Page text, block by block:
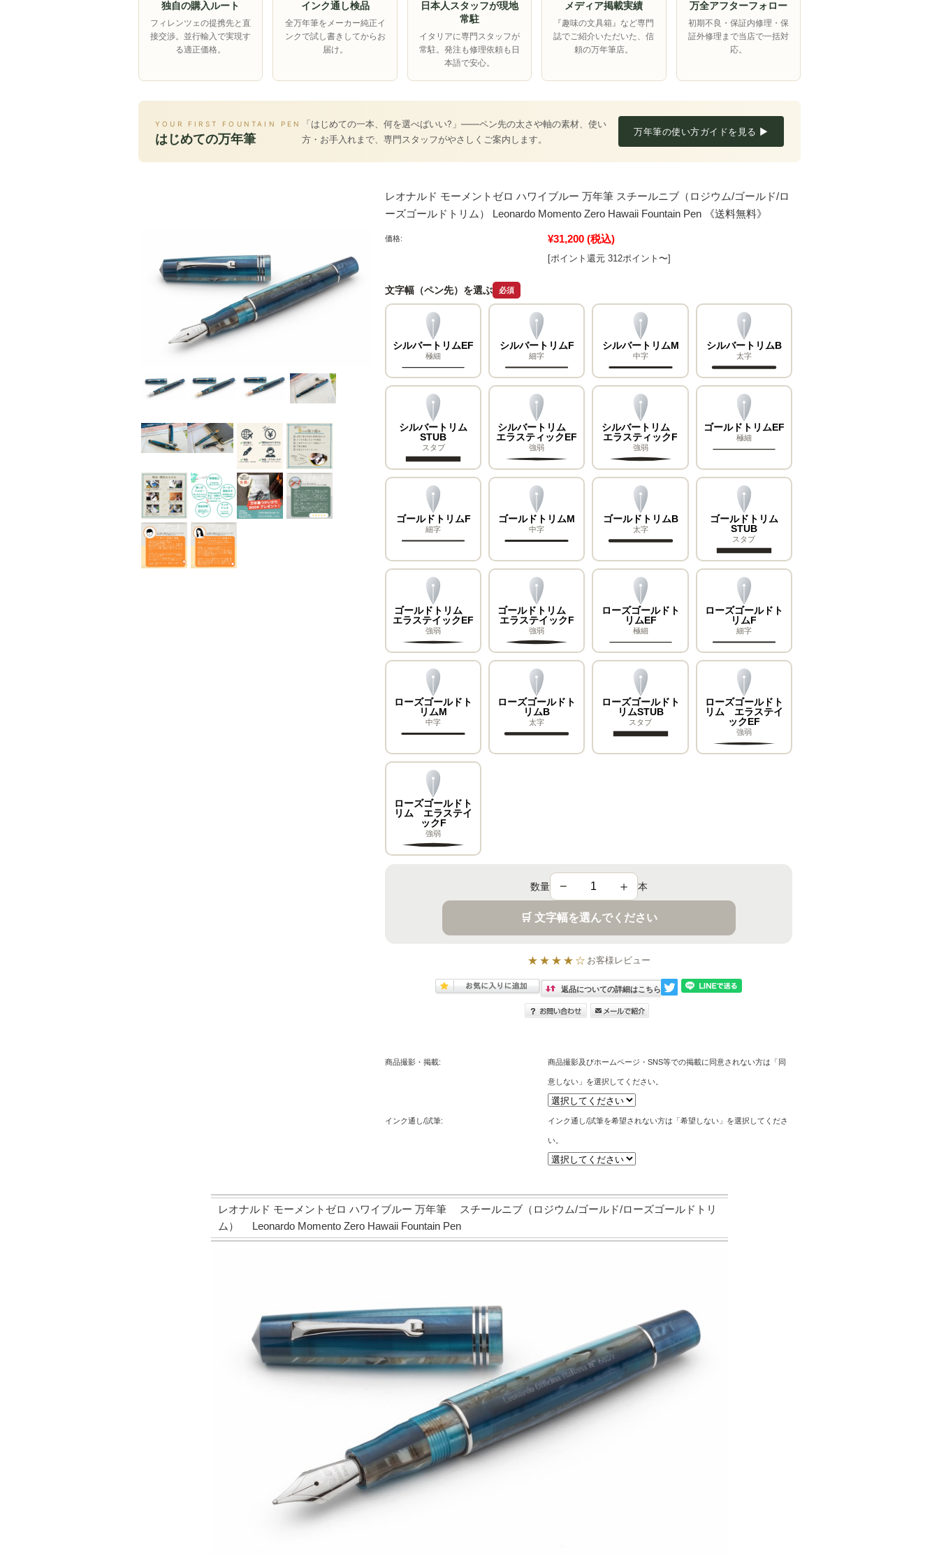
独自の購入ルート
フィレンツェの提携先と直
接交渉。並行輸入で実現す
る適正価格。
インク通し検品
全万年筆をメーカー純正イ
ンクで試し書きしてからお
届け。
日本人スタッフが現地
常駐
イタリアに専門スタッフが
常駐。発注も修理依頼も日
本語で安心。
メディア掲載実績
『趣味の文具箱』など専門
誌でご紹介いただいた、信
頼の万年筆店。
万全アフターフォロー
初期不良・保証内修理・保
証外修理まで当店で一括対
応。
YOUR FIRST FOUNTAIN PEN
はじめての万年筆
「はじめての一本、何を選べばいい?」――ペン先の太さや軸の素材、使い
方・お手入れまで、専門スタッフがやさしくご案内します。
万年筆の使い方ガイドを見る ▶
レオナルド モーメントゼロ ハワイブルー 万年筆 スチールニブ（ロジウム/ゴールド/ロ
ーズゴールドトリム） Leonardo Momento Zero Hawaii Fountain Pen 《送料無料》
価格: ¥31,200 (税込)
[ポイント還元 312ポイント〜]
文字幅（ペン先）を選ぶ 必須
シルバートリムEF
極細
シルバートリムF
細字
シルバートリムM
中字
シルバートリムB
太字
シルバートリム
STUB
スタブ
シルバートリム
エラスティックEF
強弱
シルバートリム
エラスティックF
強弱
ゴールドトリムEF
極細
ゴールドトリムF
細字
ゴールドトリムM
中字
ゴールドトリムB
太字
ゴールドトリム
STUB
スタブ
ゴールドトリム
エラステイックEF
強弱
ゴールドトリム
エラステイックF
強弱
ローズゴールドト
リムEF
極細
ローズゴールドト
リムF
細字
ローズゴールドト
リムM
中字
ローズゴールドト
リムB
太字
ローズゴールドト
リムSTUB
スタブ
ローズゴールドト
リム エラステイ
ックEF
強弱
ローズゴールドト
リム エラステイ
ックF
強弱
数量 − ＋ 本
🛒 文字幅を選んでください
★★★★☆ お客様レビュー
返品についての詳細はこちら
商品撮影・掲載: 商品撮影及びホームページ・SNS等での掲載に同意されない方は「同
意しない」を選択してください。
インク通し/試筆: インク通し/試筆を希望されない方は「希望しない」を選択してくださ
い。
レオナルド モーメントゼロ ハワイブルー 万年筆 スチールニブ（ロジウム/ゴールド/ローズゴールドトリ
ム） Leonardo Momento Zero Hawaii Fountain Pen